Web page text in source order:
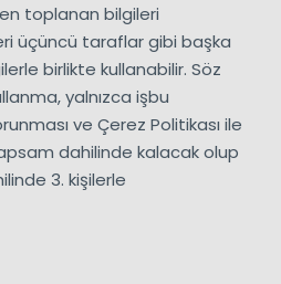
toplanan bilgileri
üçüncü taraflar gibi başka
birlikte kullanabilir. Söz
yalnızca işbu
ve Çerez Politikası ile
dahilinde kalacak olup
3. kişilerle